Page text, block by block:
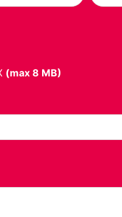
(max 8 MB)